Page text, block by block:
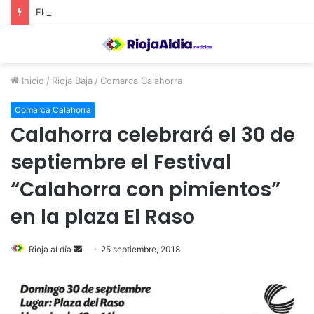
Inicio / Rioja Baja / Comarca Calahorra
Comarca Calahorra
Calahorra celebrará el 30 de
septiembre el Festival
“Calahorra con pimientos”
en la plaza El Raso
Rioja al día
n
d
25 septiembre, 2018